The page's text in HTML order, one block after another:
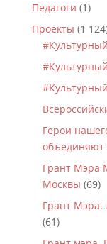
Педагоги (1)
Проекты (1
Герои
объединяют
Грант Мэра
Москвы (69)
Грант Мэра.
(61)